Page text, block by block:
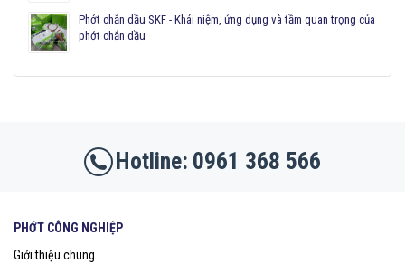
Phớt chắn dầu SKF - Khái niệm, ứng dụng và tầm quan trọng của
phớt chắn dầu
0961 368 566
PHỚT CÔNG NGHIỆP
Giới thiệu chung